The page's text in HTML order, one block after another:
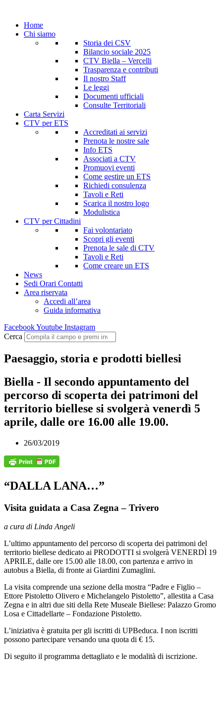
Home
Chi siamo
Storia dei CSV
Bilancio sociale 2025
CTV Biella – Vercelli
Trasparenza e contributi
Il nostro Staff
Le leggi
Documenti ufficiali
Consulte Territoriali
Carta Servizi
CTV per ETS
Accreditati ai servizi
Prenota le nostre sale
Info ETS
Associati a CTV
Promuovi eventi
Come gestire un ETS
Richiedi consulenza
Tavoli e Reti
Scarica il nostro logo
Modulistica
CTV per Cittadini
Fai volontariato
Scopri gli eventi
Prenota le sale di CTV
Tavoli e Reti
Come creare un ETS
News
Sedi Orari Contatti
Area riservata
Accedi all’area
Guida informativa
FacebookYoutube Instagram
Cerca
Paesaggio, storia e prodotti biellesi
Biella - Il secondo appuntamento del
percorso di scoperta dei patrimoni del
territorio biellese si svolgerà venerdì 5
aprile, dalle ore 16.00 alle 19.00.
26/03/2019
“DALLA LANA…”
Visita guidata a Casa Zegna – Trivero
a cura di Linda Angeli
L’ultimo appuntamento del percorso di scoperta dei patrimoni del
territorio biellese dedicato ai PRODOTTI si svolgerà VENERDÌ 19
APRILE, dalle ore 15.00 alle 18.00, con partenza e arrivo in
autobus a Biella, di fronte ai Giardini Zumaglini.
La visita comprende una sezione della mostra “Padre e Figlio –
Ettore Pistoletto Olivero e Michelangelo Pistoletto”, allestita a Casa
Zegna e in altri due siti della Rete Museale Biellese: Palazzo Gromo
Losa e Cittadellarte – Fondazione Pistoletto.
L’iniziativa è gratuita per gli iscritti di UPBeduca. I non iscritti
possono partecipare versando una quota di € 15.
Di seguito il programma dettagliato e le modalità di iscrizione.